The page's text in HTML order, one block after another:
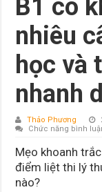
B1 có
nhiêu
học và
nhanh
Thảo Phương
Chức năng bình
Mẹo khoanh
điểm liệt thi lý
nào?